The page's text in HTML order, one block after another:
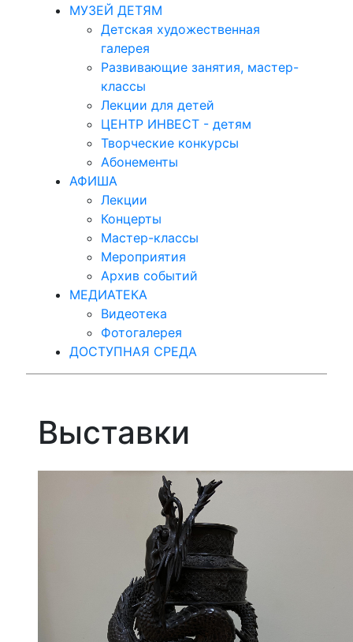
МУЗЕЙ ДЕТЯМ
Детская художественная
галерея
Развивающие занятия, мастер-
классы
Лекции для детей
ЦЕНТР ИНВЕСТ - детям
Творческие конкурсы
Абонементы
АФИША
Лекции
Концерты
Мастер-классы
Мероприятия
Архив событий
МЕДИАТЕКА
Видеотека
Фотогалерея
ДОСТУПНАЯ СРЕДА
Выставки